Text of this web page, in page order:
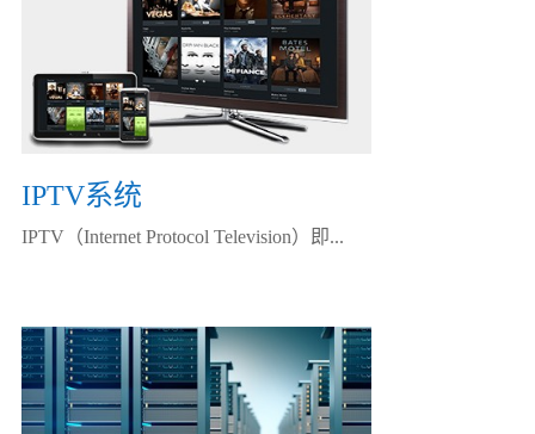
IPTV系统
IPTV（Internet Protocol Television）即...